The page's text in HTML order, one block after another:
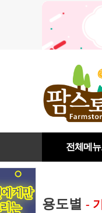
전체메뉴
용도별 -